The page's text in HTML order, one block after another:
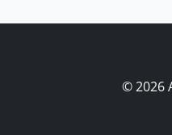
© 2026